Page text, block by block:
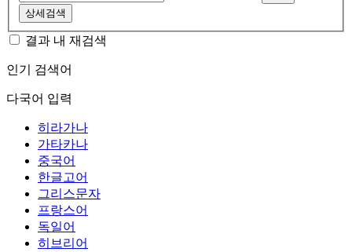
상세검색
결과 내 재검색
인기 검색어
다국어 입력
히라가나
가타카나
중국어
한글고어
그리스문자
프랑스어
독일어
히브리어